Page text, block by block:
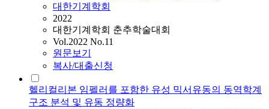
대한기계학회
2022
대한기계학회 춘추학술대회
Vol.2022 No.11
원문보기
복사/대출신청
헬리컬리본 임펠러를 포함한 유성 믹서유동의 동역학계
구조 분석 및 유동 정량화